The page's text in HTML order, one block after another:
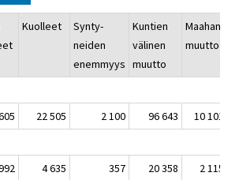
Kuolleet
Synty-
neiden
enemmyys
Kuntien
välinen
muutto
Maahan-
muutto
22 505 2 100 96 643 10 101
4 635 357 20 358
2 115